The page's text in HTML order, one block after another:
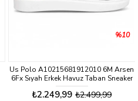
Us Polo A10215681912010 6M Arsen
6Fx Sıyah Erkek Havuz Taban Sneaker
Ayakkabı
₺2.249,99 ₺2.499,99
%10